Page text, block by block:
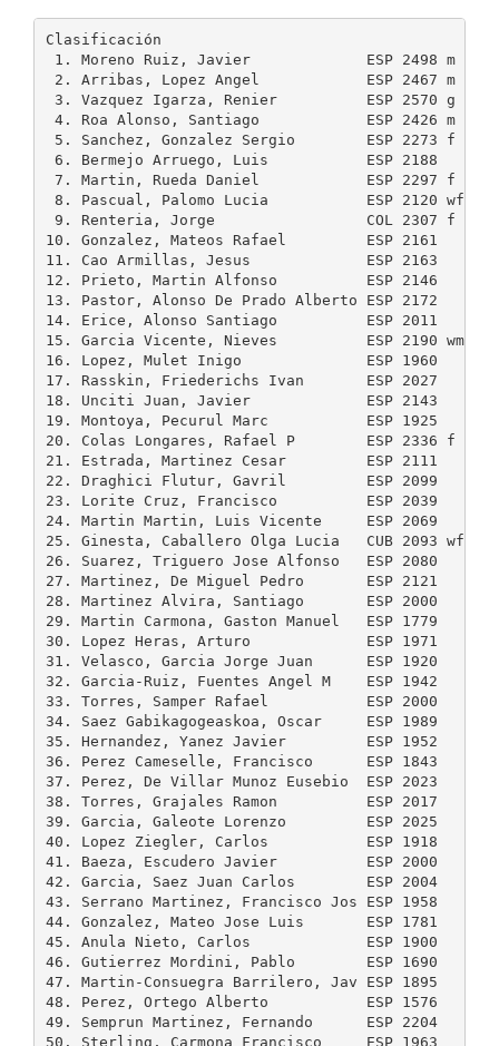
Clasificación
1. Moreno Ruiz, Javier             ESP 2498 m
2. Arribas, Lopez Angel            ESP 2467 m
3. Vazquez Igarza, Renier          ESP 2570 g
4. Roa Alonso, Santiago            ESP 2426 m
5. Sanchez, Gonzalez Sergio        ESP 2273 f
6. Bermejo Arruego, Luis           ESP 2188
7. Martin, Rueda Daniel            ESP 2297 f
8. Pascual, Palomo Lucia           ESP 2120 wf
9. Renteria, Jorge                 COL 2307 f
10. Gonzalez, Mateos Rafael         ESP 2161
11. Cao Armillas, Jesus             ESP 2163
12. Prieto, Martin Alfonso          ESP 2146
13. Pastor, Alonso De Prado Alberto ESP 2172
14. Erice, Alonso Santiago          ESP 2011
15. Garcia Vicente, Nieves          ESP 2190 wm
16. Lopez, Mulet Inigo              ESP 1960
17. Rasskin, Friederichs Ivan       ESP 2027
18. Unciti Juan, Javier             ESP 2143
19. Montoya, Pecurul Marc           ESP 1925
20. Colas Longares, Rafael P        ESP 2336 f
21. Estrada, Martinez Cesar         ESP 2111
22. Draghici Flutur, Gavril         ESP 2099
23. Lorite Cruz, Francisco          ESP 2039
24. Martin Martin, Luis Vicente     ESP 2069
25. Ginesta, Caballero Olga Lucia   CUB 2093
26. Suarez, Triguero Jose Alfonso   ESP 2080
27. Martinez, De Miguel Pedro       ESP 2121
28. Martinez Alvira, Santiago       ESP 2000
29. Martin Carmona, Gaston Manuel   ESP 1779
30. Lopez Heras, Arturo             ESP 1971
31. Velasco, Garcia Jorge Juan      ESP 1920
32. Garcia-Ruiz, Fuentes Angel M    ESP 1942
33. Torres, Samper Rafael           ESP 2000
34. Saez Gabikagogeaskoa, Oscar     ESP 1989
35. Hernandez, Yanez Javier         ESP 1952
36. Perez Cameselle, Francisco      ESP 1843
37. Perez, De Villar Munoz Eusebio  ESP 2023
38. Torres, Grajales Ramon          ESP 2017
39. Garcia, Galeote Lorenzo         ESP 2025
40. Lopez Ziegler, Carlos           ESP 1918
41. Baeza, Escudero Javier          ESP 2000
42. Garcia, Saez Juan Carlos        ESP 2004
43. Serrano Martinez, Francisco Jos ESP 1958
44. Gonzalez, Mateo Jose Luis       ESP 1781
45. Anula Nieto, Carlos             ESP 1900
46. Gutierrez Mordini, Pablo        ESP 1690
47. Martin-Consuegra Barrilero, Jav ESP 1895
48. Perez, Ortego Alberto           ESP 1576
49. Semprun Martinez, Fernando      ESP 2204
50. Sterling, Carmona Francisco     ESP 1963